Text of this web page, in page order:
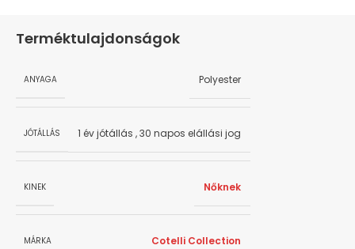
Terméktulajdonságok
ANYAGA Polyester
JÓTÁLLÁS 1 év jótállás ,30 napos elállási jog
KINEK Nőknek
MÁRKA Cotelli Collection